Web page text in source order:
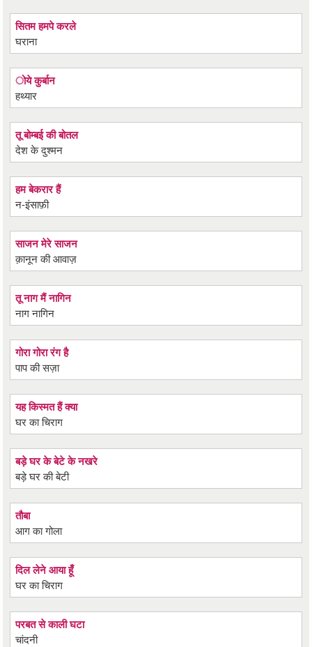
सितम हमपे करले
घराना
ोये कुर्बान
हथ्यार
तू बोम्बई की बोतल
देश के दुश्मन
हम बेकरार हैं
न-इंसाफ़ी
साजन मेरे साजन
क़ानून की आवाज़
तू नाग मैं नागिन
नाग नागिन
गोरा गोरा रंग है
पाप की सज़ा
यह किस्मत हैं क्या
घर का चिराग
बड़े घर के बेटे के नखरे
बड़े घर की बेटी
तौबा
आग का गोला
दिल लेने आया हूँ
घर का चिराग
परबत से काली घटा
चांदनी